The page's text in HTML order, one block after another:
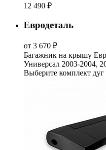
12 490 ₽
Евродеталь
от 3 670 ₽
Багажник на крышу
Универсал 2003-2004,
Выберите комплект дуг